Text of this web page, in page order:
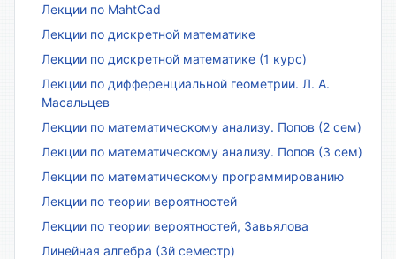
Лекции по MahtCad
Лекции по дискретной математике
Лекции по дискретной математике (1 курс)
Лекции по дифференциальной геометрии. Л. А.
Масальцев
Лекции по математическому анализу. Попов (2 сем)
Лекции по математическому анализу. Попов (3 сем)
Лекции по математическому программированию
Лекции по теории вероятностей
Лекции по теории вероятностей, Завьялова
Линейная алгебра (3й семестр)